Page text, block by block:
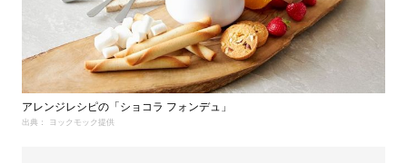
アレンジレシピの「ショコラ フォンデュ」
出典： ヨックモック提供